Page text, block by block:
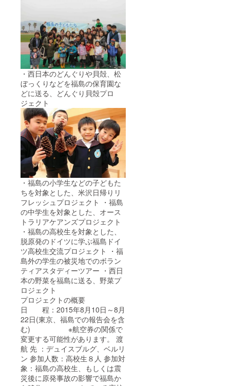
・西日本のどんぐりや貝殻、松
ぼっくりなどを福島の保育園な
どに送る、どんぐり貝殻プロ
ジェクト
・福島の小学生などの子どもた
ちを対象とした、米沢日帰りリ
フレッシュプロジェクト ・福島
の中学生を対象とした、オース
トラリアケアンズプロジェクト
・福島の高校生を対象とした、
脱原発のドイツに学ぶ福島ドイ
ツ高校生交流プロジェクト ・福
島外の学生の被災地でのボラン
ティアスタディーツアー ・西日
本の野菜を福島に送る、野菜プ
ロジェクト
プロジェクトの概要
日 程：2015年8月10日～8月
22日(東京、福島での報告会を含
む) ※航空券の関係で
変更する可能性があります。 渡
航 先 ：デュイスブルグ、ベルリ
ン 参加人数：高校生８人 参加対
象：福島の高校生、もしくは震
災後に原発事故の影響で福島か